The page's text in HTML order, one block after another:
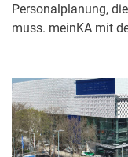
Personalplanung,
muss. meinKA mit